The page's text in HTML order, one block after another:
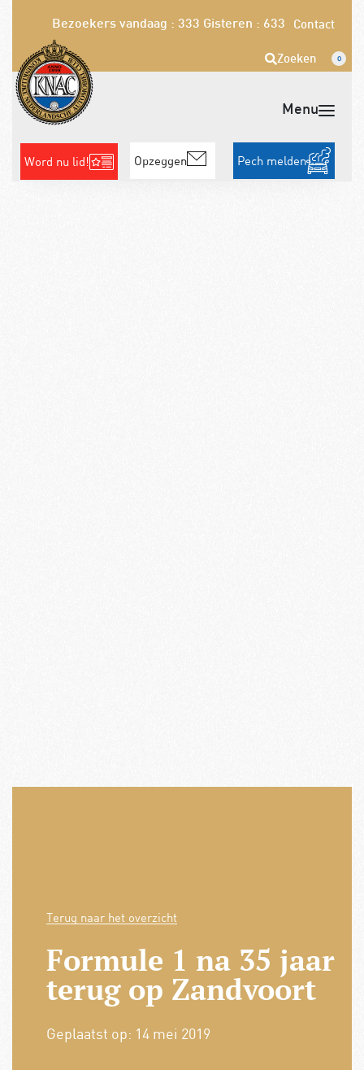
Bezoekers vandaag : 333 Gisteren : 633 Contact
Zoeken 0
Word nu lid! Opzeggen Pech melden
Terug naar het overzicht
Formule 1 na 35 jaar
terug op Zandvoort
Geplaatst op: 14 mei 2019